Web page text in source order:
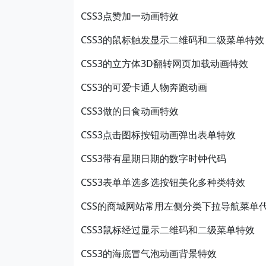
CSS3点赞加一动画特效
CSS3的鼠标触发显示二维码和二级菜单特效
CSS3的立方体3D翻转网页加载动画特效
CSS3的可爱卡通人物奔跑动画
CSS3做的日食动画特效
CSS3点击图标按钮动画弹出表单特效
CSS3带有星期日期的数字时钟代码
CSS3表单单选多选按钮美化多种类特效
CSS的商城网站常用左侧分类下拉导航菜单
CSS3鼠标经过显示二维码和二级菜单特效
CSS3的海底冒气泡动画背景特效